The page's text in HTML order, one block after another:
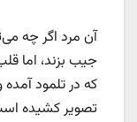
آن مرد اگر چه
جیب بزند، اما
که در تلمود
تصویر کشیده